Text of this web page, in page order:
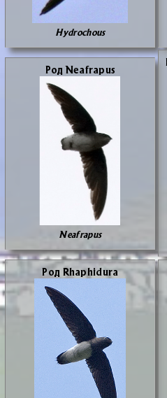
Hydrochous
Род Neafrapus
Neafrapus
Род Rhaphidura